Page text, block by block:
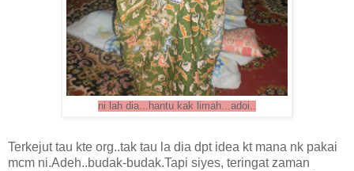
ni lah dia...hantu kak limah...adoi..
Terkejut tau kte org..tak tau la dia dpt idea kt mana nk pakai
mcm ni.Adeh..budak-budak.Tapi siyes, teringat zaman